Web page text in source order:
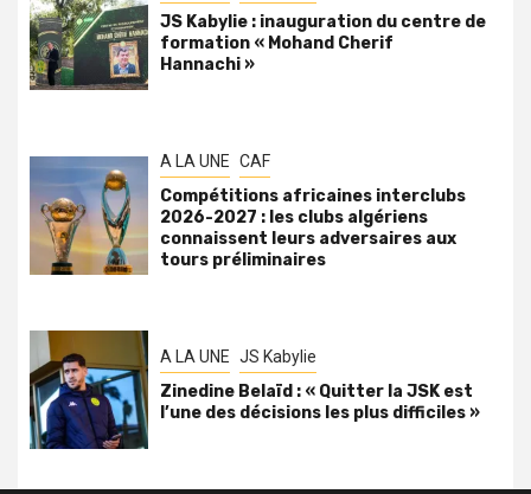
JS Kabylie : inauguration du centre de
formation « Mohand Cherif
Hannachi »
A LA UNE CAF
Compétitions africaines interclubs
2026-2027 : les clubs algériens
connaissent leurs adversaires aux
tours préliminaires
A LA UNE JS Kabylie
Zinedine Belaïd : « Quitter la JSK est
l’une des décisions les plus difficiles »